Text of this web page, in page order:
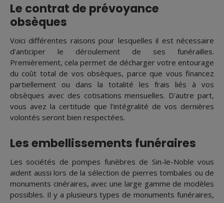
Le contrat de prévoyance
obsèques
Voici différentes raisons pour lesquelles il est nécessaire
d’anticiper le déroulement de ses funérailles.
Premièrement, cela permet de décharger votre entourage
du coût total de vos obsèques, parce que vous financez
partiellement ou dans la totalité les frais liés à vos
obsèques avec des cotisations mensuelles. D'autre part,
vous avez la certitude que l'intégralité de vos dernières
volontés seront bien respectées.
Les embellissements funéraires
Les sociétés de pompes funèbres de Sin-le-Noble vous
aident aussi lors de la sélection de pierres tombales ou de
monuments cinéraires, avec une large gamme de modèles
possibles. Il y a plusieurs types de monuments funéraires,